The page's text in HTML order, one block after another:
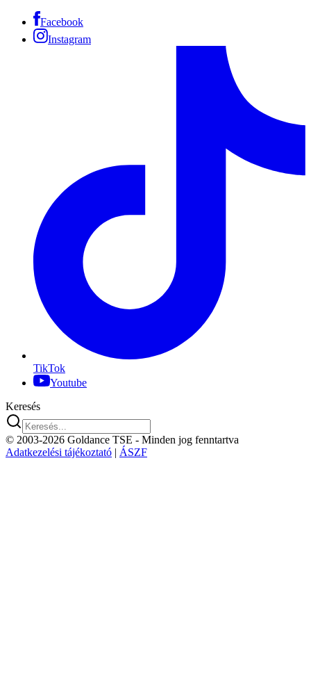
Facebook
Instagram
TikTok
Youtube
Keresés
© 2003-2026 Goldance TSE - Minden jog fenntartva
Adatkezelési tájékoztató | ÁSZF